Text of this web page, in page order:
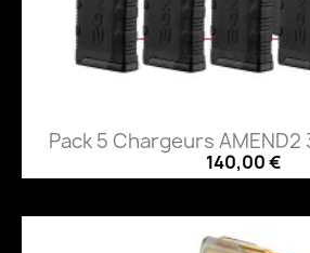
Pack 5 Chargeurs AMEND2
140,00 €